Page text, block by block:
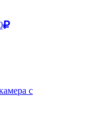
с